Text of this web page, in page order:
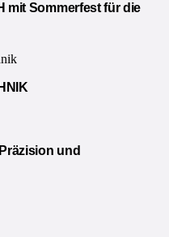
mit Sommerfest für die
und